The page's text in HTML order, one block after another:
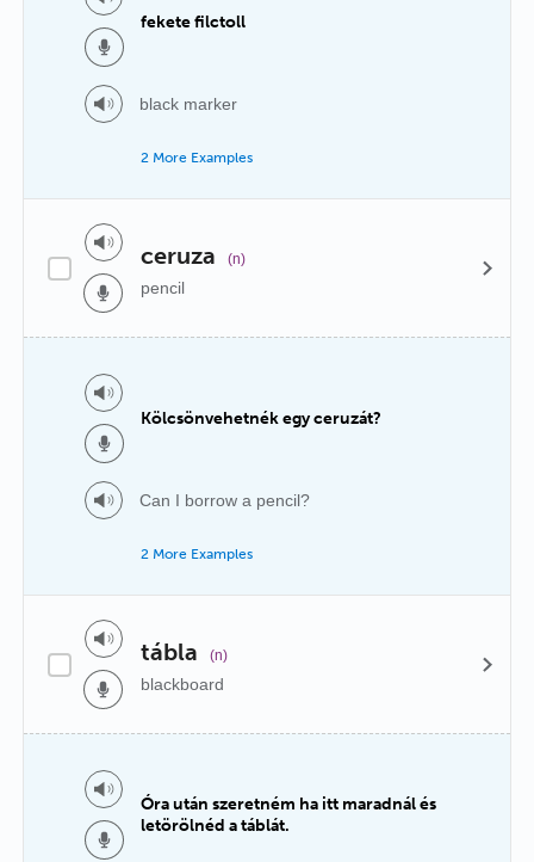
fekete filctoll
black marker
2 More Examples
ceruza (n)
pencil
Kölcsönvehetnék egy ceruzát?
Can I borrow a pencil?
2 More Examples
tábla (n)
blackboard
Óra után szeretném ha itt maradnál és
letörölnéd a táblát.